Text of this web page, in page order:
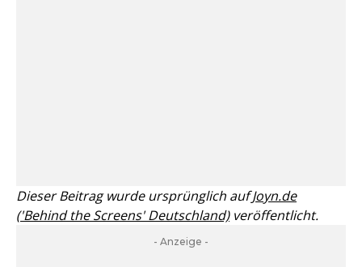
Dieser Beitrag wurde ursprünglich aufJoyn.de
('Behind the Screens' Deutschland)veröffentlicht.
- Anzeige -